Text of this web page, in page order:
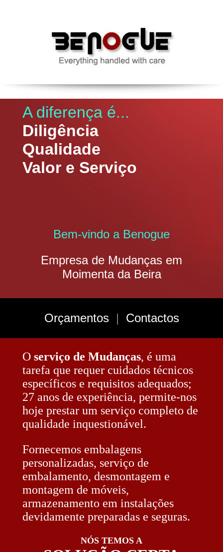
A diferença é...
Diligência
Qualidade
Valor e Serviço
Bem-vindo a Benogue
Empresa de Mudanças em
Moimenta da Beira
Orçamentos | Contactos
O serviço de Mudanças, é uma
tarefa que requer cuidados técnicos
específicos e requisitos adequados;
27 anos de experiência, permite-nos
hoje prestar um serviço completo de
qualidade inquestionável.
Fornecemos embalagens
personalizadas, serviço de
embalamento, desmontagem e
montagem de móveis,
armazenamento em instalações
devidamente preparadas e seguras.
NÓS TEMOS A